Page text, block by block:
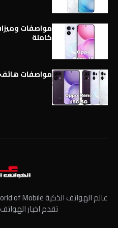
كاملة
مواصفات هاتف Oppo Reno 16c 5G كاملة
تقدم اخبار